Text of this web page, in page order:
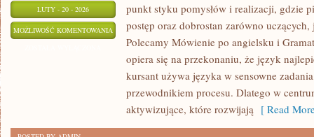
LUTY - 20 - 2026
MOŻLIWOŚĆ KOMENTOWANIA SŁOWNICTWO
WYRAŻENIA
punkt styku pomysłów i realizacji, gdzie
postęp oraz dobrostan zarówno
Polecamy Mówienie po angielsku i
opiera się na przekonaniu, że język
kursant używa języka w sensowne
przewodnikiem procesu. Dlatego w
aktywizujące, które rozwijają [ Read